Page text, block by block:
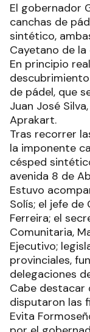
El gobernador
canchas de
sintético,
Cayetano de
En principio
de pádel, que
Juan José
Aprakart.
Tras recorrer
la imponente
césped
avenida 8 de
Estuvo
Solís; el jefe
Ferreira; el
Comunitaria,
Ejecutivo;
provinciales,
delegaciones
Cabe destacar
disputaron las
Evita